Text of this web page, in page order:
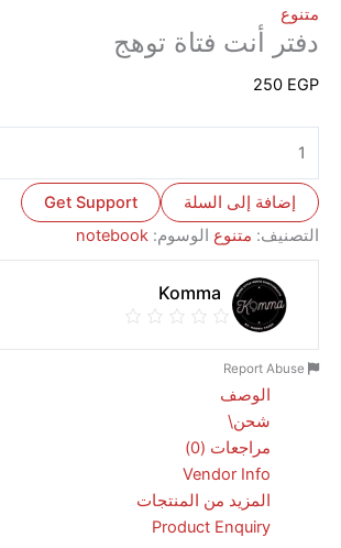
أنت فتاة توهج
إلى السلة
Get Support
متنوع الوسوم:notebook
Komma
مراجعات (0)
Vendor Info
المزيد من المنتجات
Product Enquiry